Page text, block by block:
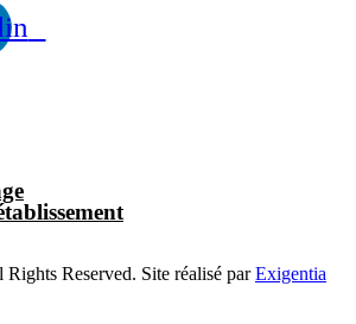
Reserved. Site réalisé parExigentia